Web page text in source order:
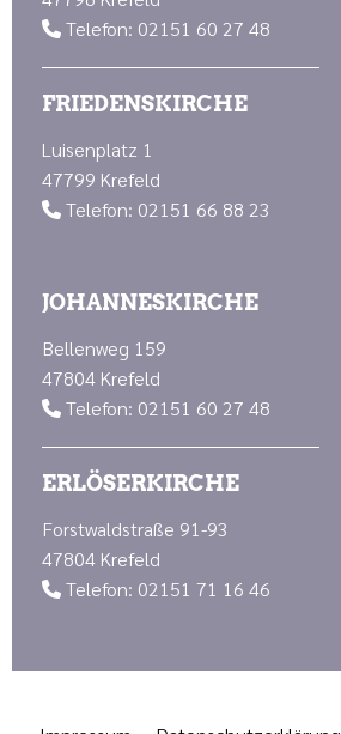
 Telefon: 02151 60 27 48
FRIEDENSKIRCHE
Luisenplatz 1
47799 Krefeld
 Telefon: 02151 66 88 23
JOHANNESKIRCHE
Bellenweg 159
47804 Krefeld
 Telefon: 02151 60 27 48
ERLÖSERKIRCHE
Forstwaldstraße 91-93
47804 Krefeld
 Telefon: 02151 71 16 46